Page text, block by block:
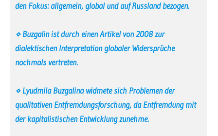
den Fokus: allgemein, global und auf Russland bezogen.
⋄ Buzgalin ist durch einen Artikel von 2008 zur
dialektischen Interpretation globaler Widersprüche
nochmals vertreten.
⋄ Lyudmila Buzgalina widmete sich Problemen der
qualitativen Entfremdungsforschung, da Entfremdung mit
der kapitalistischen Entwicklung zunehme.